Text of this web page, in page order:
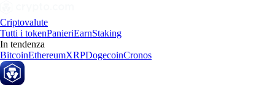
Criptovalute
Tutti i tokenPanieriEarnStaking
In tendenza
BitcoinEthereumXRPDogecoinCronos